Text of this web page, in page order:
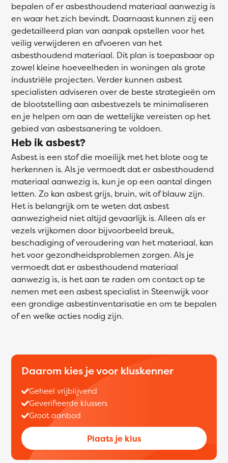
bepalen of er asbesthoudend materiaal aanwezig is
en waar het zich bevindt. Daarnaast kunnen zij een
gedetailleerd plan van aanpak opstellen voor het
veilig verwijderen en afvoeren van het
asbesthoudend materiaal. Dit plan is toepasbaar op
zowel kleine hoeveelheden in woningen als grote
industriële projecten. Verder kunnen asbest
specialisten adviseren over de beste strategieën om
de blootstelling aan asbestvezels te minimaliseren
en je helpen om aan de wettelijke vereisten op het
gebied van asbestsanering te voldoen.
Heb ik asbest?
Asbest is een stof die moeilijk met het blote oog te
herkennen is. Als je vermoedt dat er asbesthoudend
materiaal aanwezig is, kun je op een aantal dingen
letten. Zo kan asbest grijs, bruin, wit of blauw zijn.
Het is belangrijk om te weten dat asbest
aanwezigheid niet altijd gevaarlijk is. Alleen als er
vezels vrijkomen door bijvoorbeeld breuk,
beschadiging of veroudering van het materiaal, kan
het voor gezondheidsproblemen zorgen. Als je
vermoedt dat er asbesthoudend materiaal
aanwezig is, is het aan te raden om contact op te
nemen met een asbest specialist in Steenwijk voor
een grondige asbestinventarisatie en om te bepalen
of en welke acties nodig zijn.
Daarom kies je voor kluskenner
Geheel vrijblijvend
Geverifieerde klussers
Groot aanbod
Plaats je klus